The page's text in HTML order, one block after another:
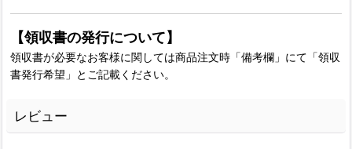
【領収書の発行について】
領収書が必要なお客様に関しては商品注文時「備考欄」にて「領収
書発行希望」とご記載ください。
レビュー